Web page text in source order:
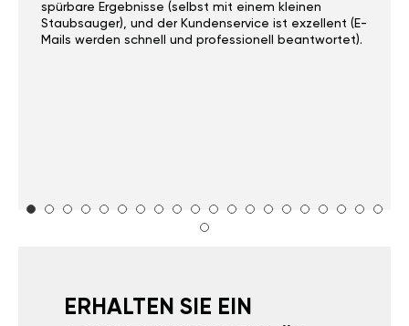
spürbare Ergebnisse (selbst mit einem kleinen
Staubsauger), und der Kundenservice ist exzellent (E-
Mails werden schnell und professionell beantwortet).
ERHALTEN SIE EIN